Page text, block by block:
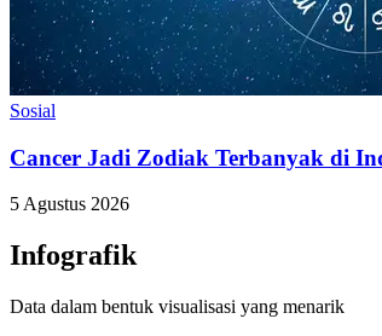
Sosial
Cancer Jadi Zodiak Terbanyak di
5 Agustus 2026
Infografik
Data dalam bentuk visualisasi yang menarik